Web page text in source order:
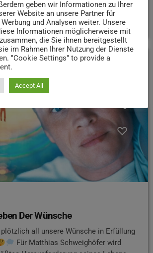
Der Wünsche
all unsere Wünsche in Erfüllung
Für Matthias Schweighöfer wird
geben wir Informationen zu Ihrer
Website an unsere Partner für
und Analysen weiter. Unsere
Informationen möglicherweise mit
die Sie ihnen bereitgestellt
im Rahmen Ihrer Nutzung der Dienste
"Cookie Settings" to provide a
Accept All